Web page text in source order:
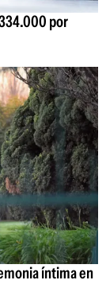
por
íntima en